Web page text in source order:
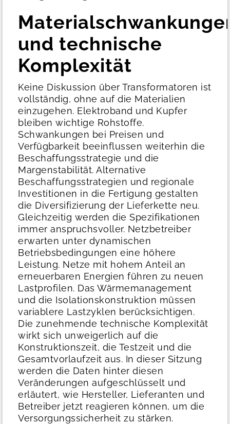
und technische
Komplexität
Keine Diskussion über Transformatoren ist
vollständig, ohne auf die Materialien
einzugehen. Elektroband und Kupfer
bleiben wichtige Rohstoffe.
Schwankungen bei Preisen und
Verfügbarkeit beeinflussen weiterhin die
Beschaffungsstrategie und die
Margenstabilität. Alternative
Beschaffungsstrategien und regionale
Investitionen in die Fertigung gestalten
die Diversifizierung der Lieferkette neu.
Gleichzeitig werden die Spezifikationen
immer anspruchsvoller. Netzbetreiber
erwarten unter dynamischen
Betriebsbedingungen eine höhere
Leistung. Netze mit hohem Anteil an
erneuerbaren Energien führen zu neuen
Lastprofilen. Das Wärmemanagement
und die Isolationskonstruktion müssen
variablere Lastzyklen berücksichtigen.
Die zunehmende technische Komplexität
wirkt sich unweigerlich auf die
Konstruktionszeit, die Testzeit und die
Gesamtvorlaufzeit aus. In dieser Sitzung
werden die Daten hinter diesen
Veränderungen aufgeschlüsselt und
erläutert, wie Hersteller, Lieferanten und
Betreiber jetzt reagieren können, um die
Versorgungssicherheit zu stärken.